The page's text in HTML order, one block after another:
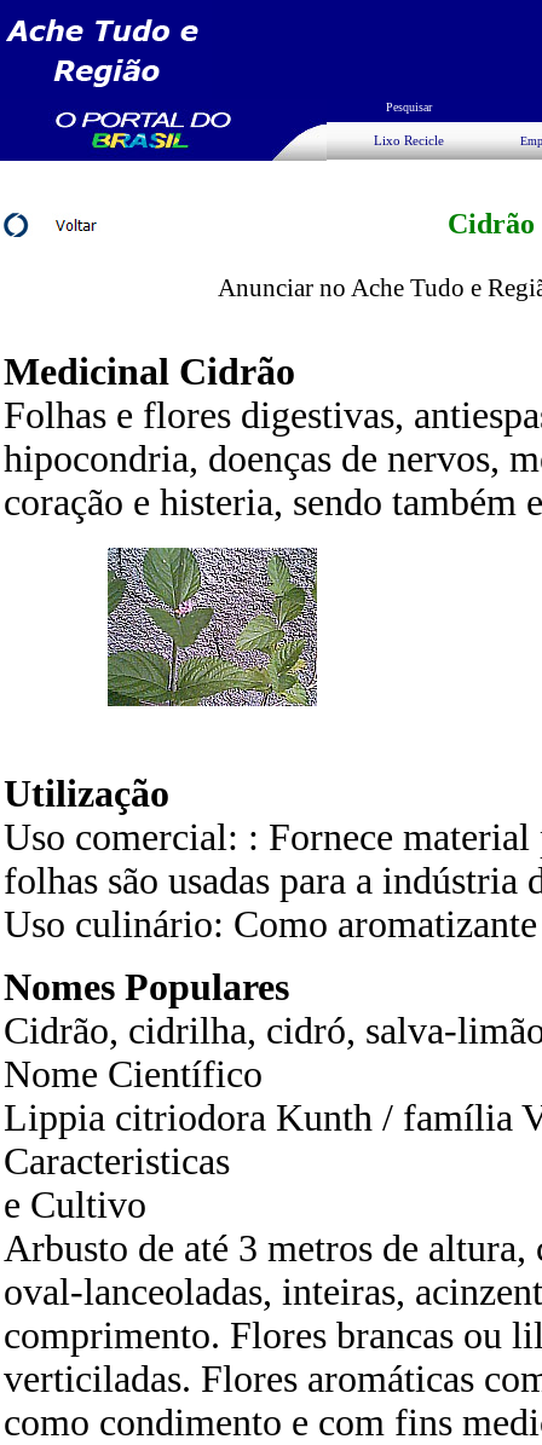
Pesquisar
Lixo Recicle
Cidrão
Anunciar no Ache Tudo e
Medicinal Cidrão
Folhas e flores digestivas,
hipocondria, doenças de nervos,
coração e histeria, sendo também
Utilização
Uso comercial: : Fornece
folhas são usadas para a indústria
Uso culinário: Como aromatizante
Nomes Populares
Cidrão, cidrilha, cidró, salva-
Nome Científico
Lippia citriodora Kunth / família
Caracteristicas
e Cultivo
Arbusto de até 3 metros de
oval-lanceoladas, inteiras,
comprimento. Flores brancas ou
verticiladas. Flores aromáticas
como condimento e com fins